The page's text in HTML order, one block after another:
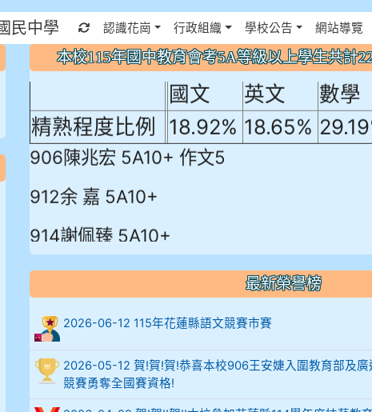
民中學 重新取得佈景設定
認識花崗 行政組織 學校公告 網站導覽
本校115年國中教育會考5A等級以上學生共計
本校115年國中教育會考5A等級以上
蓮縣最佳～！
國文
英文 數學
精熟程度比例 18.92% 18.65%
906陳兆宏 5A10+ 作文5
912余 嘉 5A10+
914謝佩臻 5A10+
902蘇奕愷
904彭子庭
905蔣昇和
最新榮譽榜
2026-06-12 115年花蓮縣語文競賽市賽
2026-05-12 賀!賀!賀!恭喜本校906王安婕入圍教育部及廣
競賽勇奪全國賽資格!